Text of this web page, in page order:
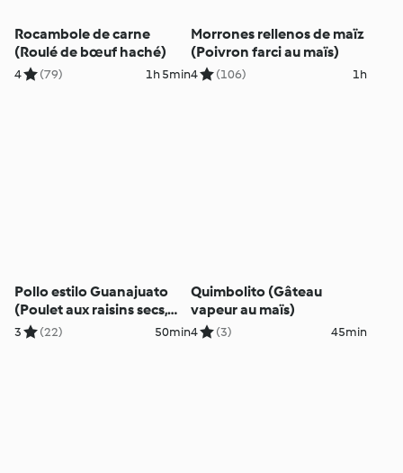
Rocambole de carne
(Roulé de bœuf haché)
4 (79) 1h 5min
Morrones rellenos de maïz
(Poivron farci au maïs)
4 (106) 1h
Pollo estilo Guanajuato
(Poulet aux raisins secs,
orange et citron)
3 (22) 50min
Quimbolito (Gâteau
vapeur au maïs)
4 (3) 45min